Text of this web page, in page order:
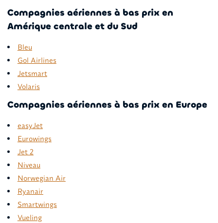
Compagnies aériennes à bas prix en
Amérique centrale et du Sud
Bleu
Gol Airlines
Jetsmart
Volaris
Compagnies aériennes à bas prix en Europe
easyJet
Eurowings
Jet 2
Niveau
Norwegian Air
Ryanair
Smartwings
Vueling